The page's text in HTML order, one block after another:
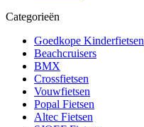
Categorieën
Goedkope Kinderfietsen
Beachcruisers
BMX
Crossfietsen
Vouwfietsen
Popal Fietsen
Altec Fietsen